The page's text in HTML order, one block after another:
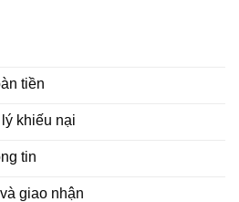
tiền
khiếu nại
tin
giao nhận